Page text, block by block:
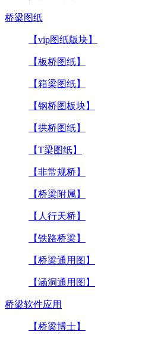
桥梁图纸
【vip图纸版块】
【板桥图纸】
【箱梁图纸】
【钢桥图板块】
【拱桥图纸】
【T梁图纸】
【非常规桥】
【桥梁附属】
【人行天桥】
【铁路桥梁】
【桥梁通用图】
【涵洞通用图】
桥梁软件应用
【桥梁博士】